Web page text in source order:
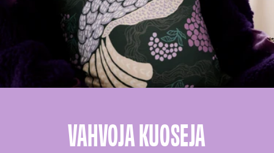
VAHVOJA KUOSEJA